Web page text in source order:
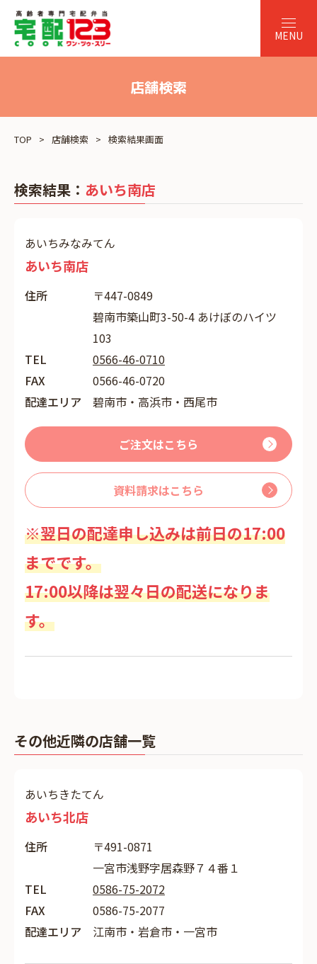
店舗検索
TOP 店舗検索 検索結果画面
検索結果： あいち南店
あいちみなみてん
あいち南店
住所
〒447-0849
碧南市築山町3-50-4 あけぼのハイツ
103
TEL
0566-46-0710
FAX
0566-46-0720
配達エリア
碧南市・高浜市・西尾市
ご注文はこちら
資料請求はこちら
※翌日の配達申し込みは前日の17:00
までです。
17:00以降は翌々日の配送になりま
す。
その他近隣の店舗一覧
あいちきたてん
あいち北店
住所
〒491-0871
一宮市浅野字居森野７４番１
TEL
0586-75-2072
FAX
0586-75-2077
配達エリア
江南市・岩倉市・一宮市